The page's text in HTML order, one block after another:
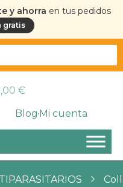
y ahorra en tus pedidos
gratis
BlogMi cuenta
€